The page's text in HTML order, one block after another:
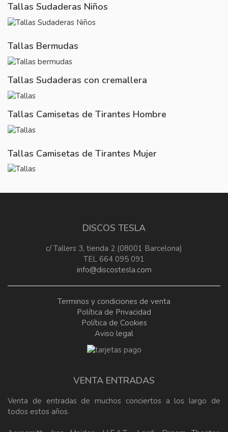
Tallas Sudaderas Niños
Tallas Bermudas
Tallas Sudaderas con cremallera
Tallas Camisetas de Tirantes Hombre
Tallas Camisetas de Tirantes Mujer
DISCOS TESLA
c/ Tallers 3, tienda 2 (08001 Barcelona)
TEL 664 095 091
info@discostesla.com
Terminos y condiciones de venta
Política de Privacidad
Política de Cookies
Aviso legal
VENTA ENTRADAS
Venta de entradas de muchos conciertos a los largo de
todos estos años.